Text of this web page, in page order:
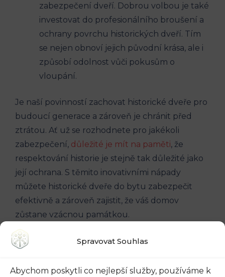
Spravovat Souhlas
Abychom poskytli co nejlepší služby, používáme k
zabezpečení dveří. Dobrou volbou je také
investovat do profesionálního broušení a
ochrany povrchu historických dveří. Tím
se nejen obnoví jejich původní krása, ale i
způsobí odolnost vůči pokusům o
vloupání.
Je naší povinností zachovat historické dveře pro
budoucí generace a zároveň je chránit před
ztrátou. Ať už se rozhodnete pro jakékoli
zabezpečení, důležité je mít na paměti, že
respektování historie je stejně tak důležité jako
její ochrana. S těmito inovativními nápady
můžete historické dveře do bytu zabezpečit
efektivně a zároveň zajistit, že váš domov
zůstane vzácnou památkou.